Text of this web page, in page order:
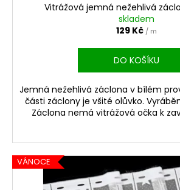
Vitrážová jemná nežehlivá
skladem
129 Kč / m
DO KOŠÍKU
Jemná nežehlivá záclona v bílém
části záclony je všité olůvko.
Záclona nemá vitrážová očka k
VÁNOCE